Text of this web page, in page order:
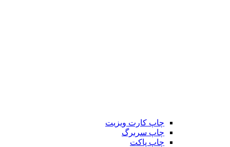
چاپ کارت ویزیت
چاپ سربرگ
چاپ پاکت